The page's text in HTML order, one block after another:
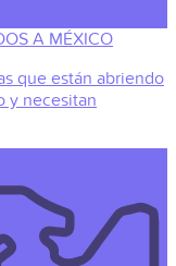
A MÉXICO
que están abriendo
y necesitan